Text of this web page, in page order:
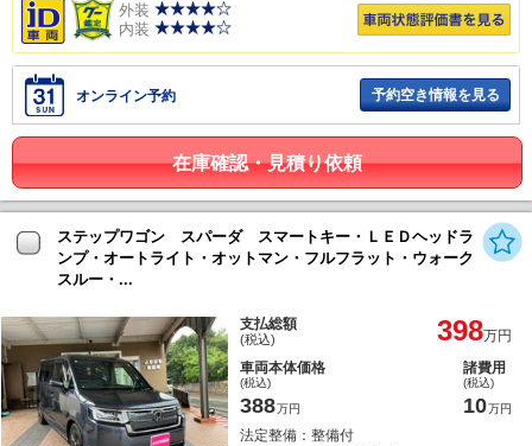
外装
内装
オンライン予約 予約空き情報を見る
在庫確認・見積り依頼
ステップワゴン スパーダ スマートキー・ＬＥＤヘッドラ
ンプ・オートライト・オットマン・フルフラット・ウォーク
スルー・...
支払総額
(税込) 398万円
車両本体価格
(税込)
388万円
諸費用
(税込)
10万円
法定整備：整備付